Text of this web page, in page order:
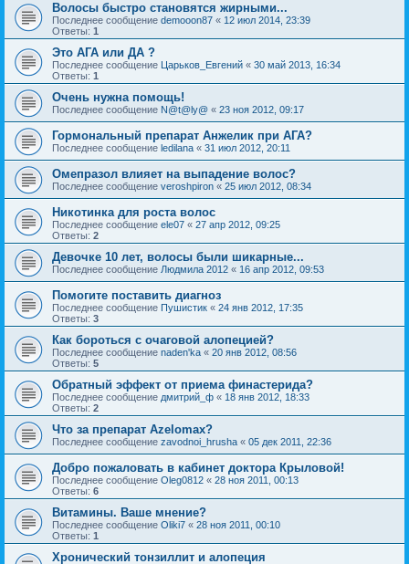
Волосы быстро становятся жирными...
Последнее сообщение demooon87 « 12 июл 2014, 23:39
Ответы: 1
Это АГА или ДА ?
Последнее сообщение Царьков_Евгений « 30 май 2013, 16:34
Ответы: 1
Очень нужна помощь!
Последнее сообщение N@t@ly@ « 23 ноя 2012, 09:17
Гормональный препарат Анжелик при АГА?
Последнее сообщение ledilana « 31 июл 2012, 20:11
Омепразол влияет на выпадение волос?
Последнее сообщение veroshpiron « 25 июл 2012, 08:34
Никотинка для роста волос
Последнее сообщение ele07 « 27 апр 2012, 09:25
Ответы: 2
Девочке 10 лет, волосы были шикарные...
Последнее сообщение Людмила 2012 « 16 апр 2012, 09:53
Помогите поставить диагноз
Последнее сообщение Пушистик « 24 янв 2012, 17:35
Ответы: 3
Как бороться с очаговой алопецией?
Последнее сообщение naden'ka « 20 янв 2012, 08:56
Ответы: 5
Обратный эффект от приема финастерида?
Последнее сообщение дмитрий_ф « 18 янв 2012, 18:33
Ответы: 2
Что за препарат Azelomax?
Последнее сообщение zavodnoi_hrusha « 05 дек 2011, 22:36
Добро пожаловать в кабинет доктора Крыловой!
Последнее сообщение Oleg0812 « 28 ноя 2011, 00:13
Ответы: 6
Витамины. Ваше мнение?
Последнее сообщение Oliki7 « 28 ноя 2011, 00:10
Ответы: 1
Хронический тонзиллит и алопеция